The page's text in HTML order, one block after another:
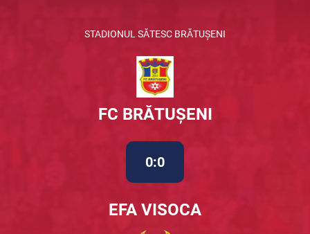
STADIONUL SĂTESC BRĂTUȘENI
FC BRĂTUȘENI
0:0
EFA VISOCA